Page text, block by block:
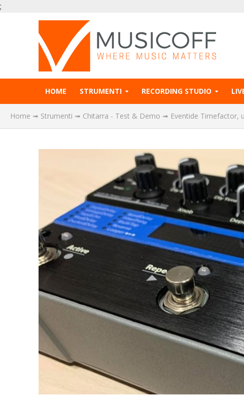
;
HOME STRUMENTI RECORDING STUDIO
Home ➟ Strumenti ➟ Chitarra - Test & Demo ➟ Eventide Timefactor,